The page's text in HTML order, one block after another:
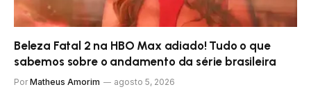
Beleza Fatal 2 na HBO Max adiado! Tudo o que
sabemos sobre o andamento da série brasileira
Por Matheus Amorim agosto 5, 2026